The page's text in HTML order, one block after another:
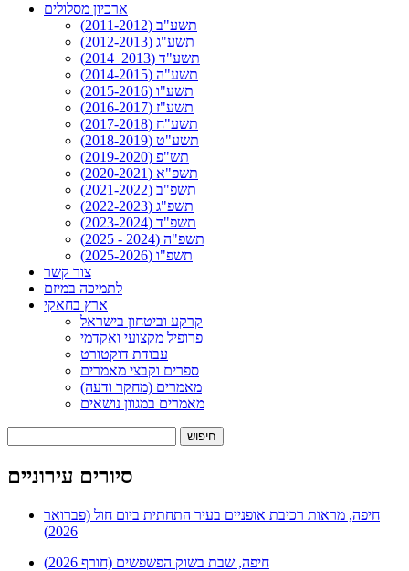
ארכיון מסלולים
תשע"ב (2011-2012)
תשע"ג (2012-2013)
תשע"ד (2013_2014)
תשע"ה (2014-2015)
תשע"ו (2015-2016)
תשע"ז (2016-2017)
תשע"ח (2017-2018)
תשע"ט (2018-2019)
תש"פ (2019-2020)
תשפ"א (2020-2021)
תשפ"ב (2021-2022)
תשפ"ג (2022-2023)
תשפ"ד (2023-2024)
תשפ"ה (2024 - 2025)
תשפ"ו (2025-2026)
צור קשר
לתמיכה במיזם
ארץ בחאקי
קרקע וביטחון בישראל
פרופיל מקצועי ואקדמי
עבודת דוקטורט
ספרים וקבצי מאמרים
מאמרים (מחקר ודעה)
מאמרים במגוון נושאים
סיורים עירוניים
חיפה, מראות רכיבת אופניים בעיר התחתית ביום חול (פברואר
2026)
חיפה, שבת בשוק הפשפשים (חורף 2026)